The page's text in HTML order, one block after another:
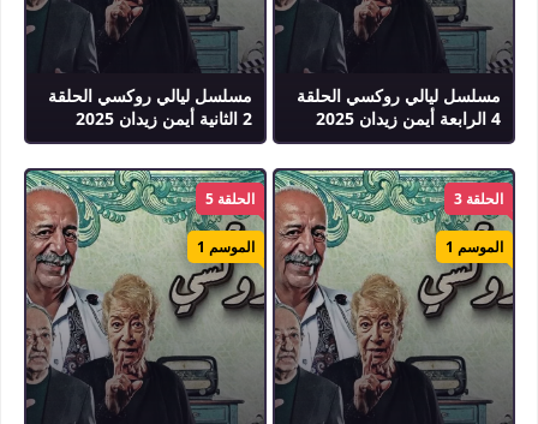
مسلسل ليالي روكسي الحلقة
4 الرابعة أيمن زيدان 2025
مسلسل ليالي روكسي الحلقة
2 الثانية أيمن زيدان 2025
الحلقة 3
الموسم 1
الحلقة 5
الموسم 1